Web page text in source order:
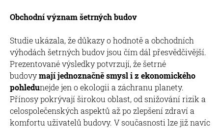
Obchodní význam šetrných budov
Studie ukázala, že důkazy o hodnotě a obchodních
výhodách šetrných budov jsou čím dál přesvědčivější.
Prezentované výsledky potvrzují, že šetrné
budovymají jednoznačně smysl i z ekonomického
pohledunejde jen o ekologii a záchranu planety.
Přínosy pokrývají širokou oblast, od snižování rizik a
celospolečenských aspektů až po zlepšení zdraví a
komfortu uživatelů budovy. V současnosti lze již navíc